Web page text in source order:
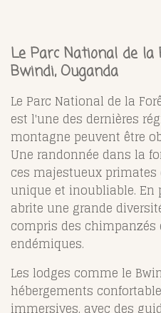
Le Parc National de
Bwindi, Ouganda
Le Parc National de la
est l'une des dernières
montagne peuvent être
Une randonnée dans la
ces majestueux primates
unique et inoubliable. En
abrite une grande
compris des chimpanzés
endémiques.
Les lodges comme le
hébergements
immersives, avec des